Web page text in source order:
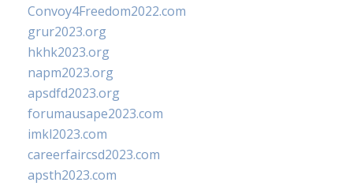
Convoy4Freedom2022.com
grur2023.org
hkhk2023.org
napm2023.org
apsdfd2023.org
forumausape2023.com
imkl2023.com
careerfaircsd2023.com
apsth2023.com